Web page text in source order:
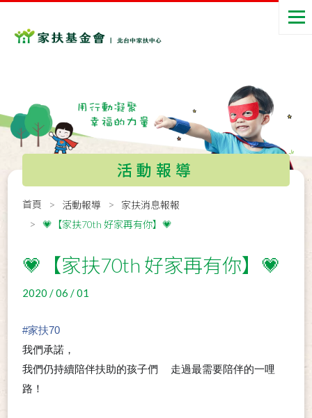
活動報導
首頁 活動報導
家扶消息報報
💗【家扶70th 好家再有你】💗
💗【家扶70th 好家再有你】💗
2020 / 06 / 01
#家扶70
我們承諾，
我們仍持續陪伴扶助的孩子們
走過最需要陪伴的一哩
路！